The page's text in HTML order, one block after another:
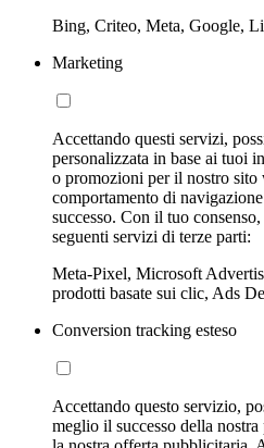
Bing, Criteo, Meta, Google,
Marketing
Accettando questi servizi,
personalizzata in base ai tuoi
o promozioni per il nostro sito
comportamento di
successo. Con il tuo
seguenti servizi di terze parti:
Meta-Pixel, Microsoft
prodotti basate sui clic, Ads
Conversion tracking esteso
Accettando questo servizio,
meglio il successo della